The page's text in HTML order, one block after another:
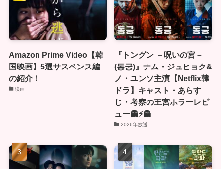
Amazon Prime Video【韓
国映画】5選サスペンス編
の紹介！
映画
『トングン －呪いの宮－
(동궁)』ナム・ジュヒョク&
ノ・ユンソ主演【Netflix韓
ドラ】キャスト・あらす
じ・考察の王宮ホラーレビ
ュー👻⚡👻
2026年放送